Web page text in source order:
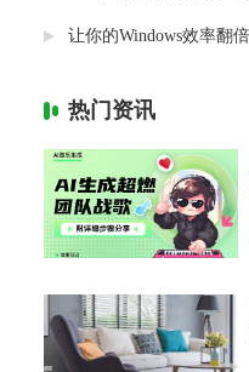
热门资讯